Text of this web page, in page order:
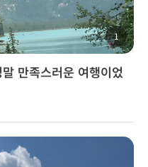
1
만족스러운 여행이었